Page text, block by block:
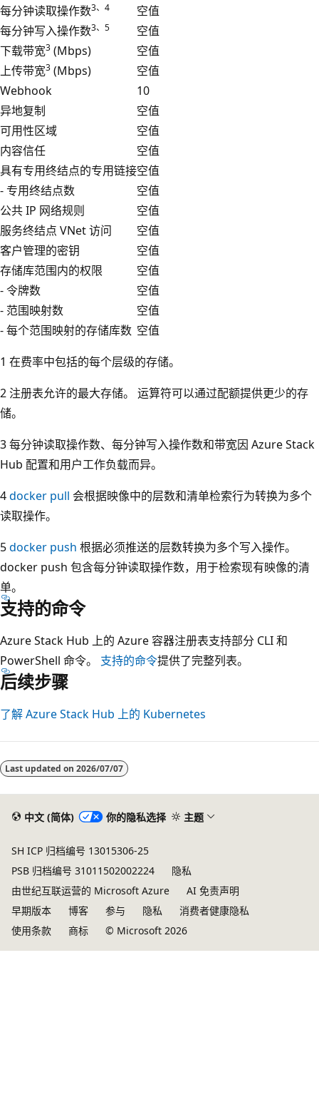
每分钟读取操作数3、4
空值
每分钟写入操作数3、5
空值
下载带宽3 (Mbps)
空值
上传带宽3 (Mbps)
空值
Webhook
10
异地复制
空值
可用性区域
空值
内容信任
空值
具有专用终结点的专用链接空值
- 专用终结点数
空值
公共 IP 网络规则
空值
服务终结点 VNet 访问
空值
客户管理的密钥
空值
存储库范围内的权限
空值
- 令牌数
空值
- 范围映射数
空值
- 每个范围映射的存储库数 空值
1 在费率中包括的每个层级的存储。
2注册表允许的最大存储。 运算符可以通过配额提供更少的存
储。
3 每分钟读取操作数、每分钟写入操作数和带宽因 Azure Stack
Hub 配置和用户工作负载而异。
4docker pull 会根据映像中的层数和清单检索行为转换为多个
读取操作。
5docker push 根据必须推送的层数转换为多个写入操作。
docker push 包含每分钟读取操作数，用于检索现有映像的清
单。
支持的命令
Azure Stack Hub 上的 Azure 容器注册表支持部分 CLI 和
PowerShell 命令。 支持的命令提供了完整列表。
后续步骤
了解 Azure Stack Hub 上的 Kubernetes
模
式
Last updated on 2026/07/07
中文 (简体) 你的隐私选择 主题
SH ICP 归档编号 13015306-25
PSB 归档编号 31011502002224
隐私
由世纪互联运营的 Microsoft Azure
AI 免责声明
早期版本
博客 参与 隐私
消费者健康隐私
使用条款
商标 © Microsoft 2026